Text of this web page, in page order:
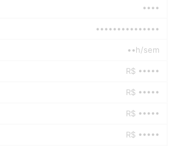
••••
•••••••••••••••
••h/sem
R$ •••••
R$ •••••
R$ •••••
R$ •••••